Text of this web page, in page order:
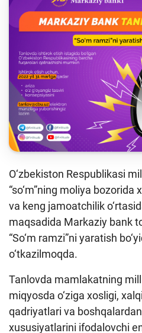
Keys-chempionat
Treninglar va seminarlar
Finlit.uz yangiliklari
OAVda loyihalar
O'quv kurslari
O‘quv materiallari
Interaktiv
Fotogalereya
Loyiha haqida
Kengaytirilgan
O‘zbekiston Respublikasi
“so‘m”ning moliya
va keng jamoatchilik
maqsadida Markaziy bank
“So‘m ramzi”ni yaratish
o‘tkazilmoqda.
Tanlovda mamlakatning
miqyosda o‘ziga xosligi,
qadriyatlari va
xususiyatlarini ifodalovchi